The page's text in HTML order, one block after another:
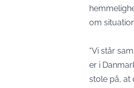
om
“Vi står
er i
stole på, at